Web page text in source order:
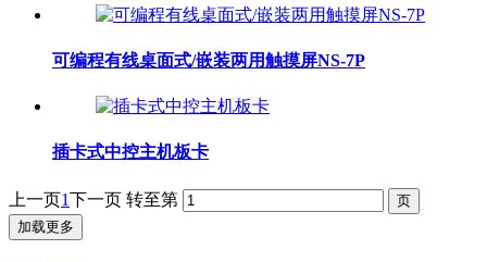
可编程有线桌面式/嵌装两用触摸屏NS-7P
插卡式中控主机板卡
上一页1下一页 转至第
加载更多